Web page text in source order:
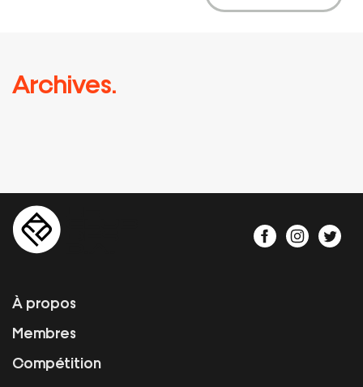
Archives.
À propos
Membres
Compétition